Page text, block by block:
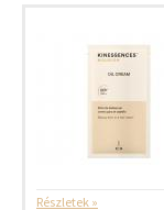
Részletek »